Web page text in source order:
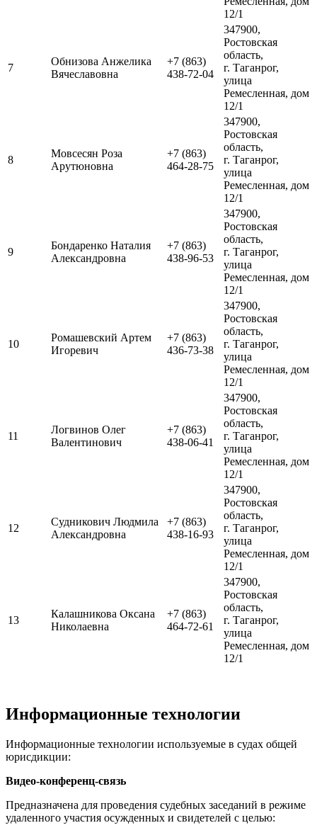
12/1
7
Обнизова Анжелика
Вячеславовна
+7 (863)
438-72-04
347900,
Ростовская
область,
г. Таганрог,
улица
Ремесленная, дом
12/1
8
Мовсесян Роза
Арутюновна
+7 (863)
464-28-75
347900,
Ростовская
область,
г. Таганрог,
улица
Ремесленная, дом
12/1
9
Бондаренко Наталия
Александровна
+7 (863)
438-96-53
347900,
Ростовская
область,
г. Таганрог,
улица
Ремесленная, дом
12/1
10
Ромашевский Артем
Игоревич
+7 (863)
436-73-38
347900,
Ростовская
область,
г. Таганрог,
улица
Ремесленная, дом
12/1
11
Логвинов Олег
Валентинович
+7 (863)
438-06-41
347900,
Ростовская
область,
г. Таганрог,
улица
Ремесленная, дом
12/1
12
Судникович Людмила
Александровна
+7 (863)
438-16-93
347900,
Ростовская
область,
г. Таганрог,
улица
Ремесленная, дом
12/1
13
Калашникова Оксана
Николаевна
+7 (863)
464-72-61
347900,
Ростовская
область,
г. Таганрог,
улица
Ремесленная, дом
12/1
Информационные технологии
Информационные технологии используемые в судах общей
юрисдикции:
Видео-конференц-связь
Предназначена для проведения судебных заседаний в режиме
удаленного участия осужденных и свидетелей с целью: